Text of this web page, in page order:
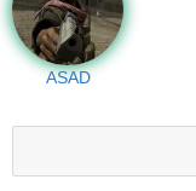
ASAD